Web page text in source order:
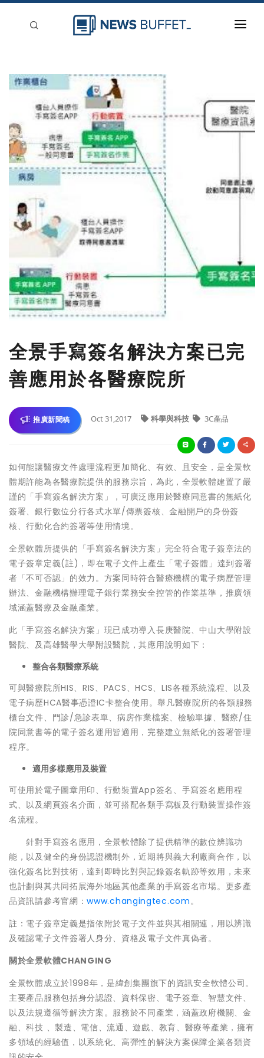
新聞稿分類
登入
全景手寫簽名解決方案已完
善應用於各醫療院所
推廣新聞稿 Oct 31,2017 科學與科技 3C產品
如何能讓醫療文件處理流程更加簡化、有效、且安全，是全景軟
體期許能為各醫療院提供的服務宗旨，為此，全景軟體建置了嚴
謹的「手寫簽名解決方案」，可廣泛應用於醫療同意書的無紙化
簽署、銀行數位分行各式水單/傳票簽核、金融開戶的身份簽
核、行動化合約簽署等使用情境。
全景軟體所提供的「手寫簽名解決方案」完全符合電子簽章法的
電子簽章定義(註)，即在電子文件上產生「電子簽體」達到簽署
者「不可否認」的效力。方案同時符合醫療機構的電子病歷管理
辦法、金融機構辦理電子銀行業務安全控管的作業基準，推廣領
域涵蓋醫療及金融產業。
此「手寫簽名解決方案」現已成功導入長庚醫院、中山大學附設
醫院、及高雄醫學大學附設醫院，其應用說明如下：
整合各類醫療系統
可與醫療院所HIS、RIS、PACS、HCS、LIS各種系統流程、以及
電子病歷HCA醫事憑證IC卡整合使用。舉凡醫療院所的各類服務
櫃台文件、門診/急診表單、病房作業檔案、檢驗單據、醫療/住
院同意書等的電子簽名運用皆適用，完整建立無紙化的簽署管理
程序。
適用多樣應用及裝置
可使用於電子圖章用印、行動裝置App簽名、手寫簽名應用程
式、以及網頁簽名介面，並可搭配各類手寫板及行動裝置操作簽
名流程。
針對手寫簽名應用，全景軟體除了提供精準的數位辨識功
能，以及健全的身份認證機制外，近期將與義大利廠商合作，以
強化簽名比對技術，達到即時比對與記錄簽名軌跡等效用，未來
也計劃與其共同拓展海外地區其他產業的手寫簽名市場。更多產
品資訊請參考官網：www.changingtec.com。
註：電子簽章定義是指依附於電子文件並與其相關連，用以辨識
及確認電子文件簽署人身分、資格及電子文件真偽者。
關於全景軟體CHANGING
全景軟體成立於1998年，是緯創集團旗下的資訊安全軟體公司。
主要產品服務包括身分認證、資料保密、電子簽章、智慧文件、
以及法規遵循等解決方案。服務於不同產業，涵蓋政府機關、金
融、科技 、製造、電信、流通、遊戲、教育、醫療等產業，擁有
多領域的經驗值，以系統化、高彈性的解決方案保障企業各類資